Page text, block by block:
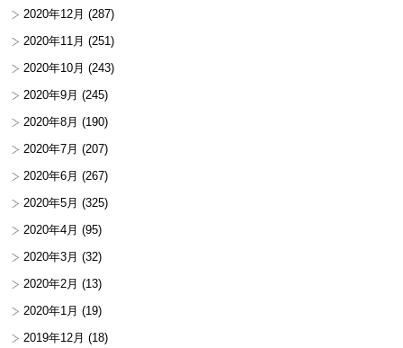
2020年12月 (287)
2020年11月 (251)
2020年10月 (243)
2020年9月 (245)
2020年8月 (190)
2020年7月 (207)
2020年6月 (267)
2020年5月 (325)
2020年4月 (95)
2020年3月 (32)
2020年2月 (13)
2020年1月 (19)
2019年12月 (18)